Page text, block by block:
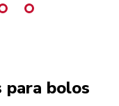
bolos